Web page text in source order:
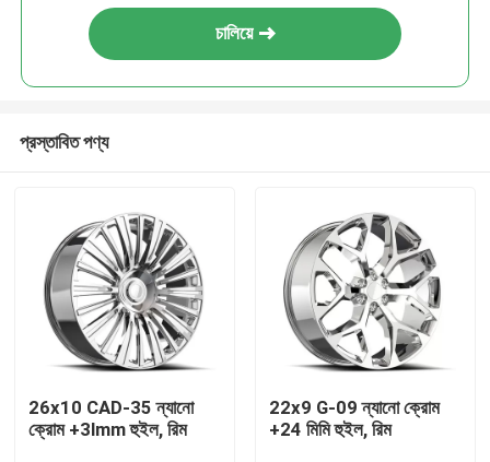
চালিয়ে
প্রস্তাবিত পণ্য
26x10 CAD-35 ন্যানো
ক্রোম +3lmm হুইল, রিম
22x9 G-09 ন্যানো ক্রোম
+24 মিমি হুইল, রিম